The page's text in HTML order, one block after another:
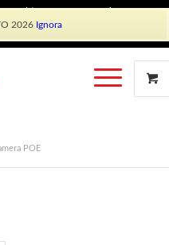
2026 Ignora
POE